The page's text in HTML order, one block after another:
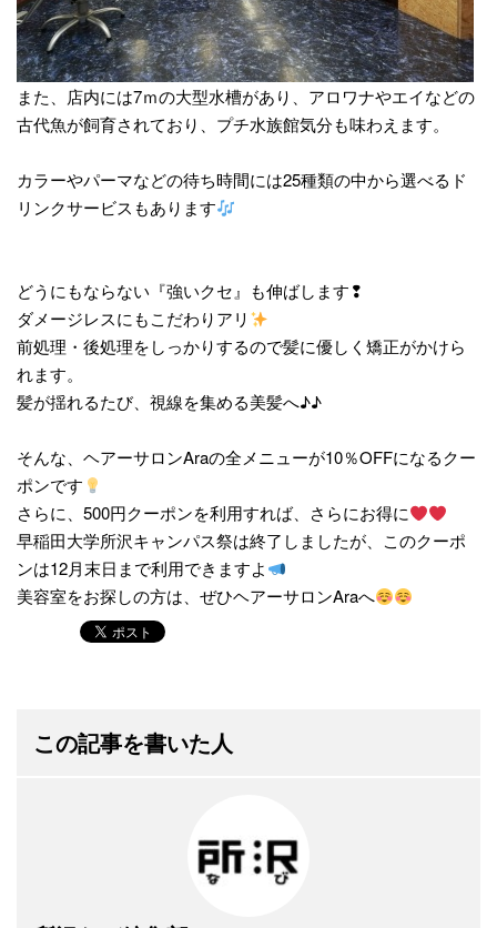
また、店内には7ｍの大型水槽があり、アロワナやエイなどの
古代魚が飼育されており、プチ水族館気分も味わえます。
カラーやパーマなどの待ち時間には25種類の中から選べるド
リンクサービスもあります
どうにもならない『強いクセ』も伸ばします❢
ダメージレスにもこだわりアリ
前処理・後処理をしっかりするので髪に優しく矯正がかけら
れます。
髪が揺れるたび、視線を集める美髪へ♪♪
そんな、ヘアーサロンAraの全メニューが10％OFFになるクー
ポンです
さらに、500円クーポンを利用すれば、さらにお得に
早稲田大学所沢キャンパス祭は終了しましたが、このクーポ
ンは12月末日まで利用できますよ
美容室をお探しの方は、ぜひヘアーサロンAraへ
この記事を書いた人